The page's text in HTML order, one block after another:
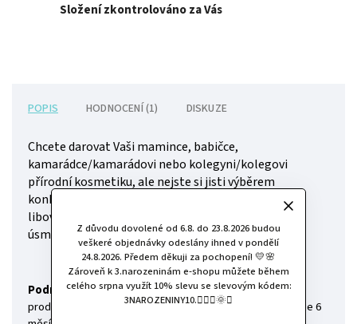
Z důvodu dovolené od 6.8. do 23.8.2026 budou
veškeré objednávky odeslány ihned v pondělí
24.8.2026. Předem děkuji za pochopení! 💛🌸
Zároveň k 3.narozeninám e-shopu můžete během
celého srpna využít 10% slevu se slevovým kódem:
3NAROZENINY10.🧚🏻‍♀️🌞✨
Složení zkontrolováno za Vás
POPIS HODNOCENÍ (1) DISKUZE
Chcete darovat Vaši mamince, babičce,
kamarádce/kamarádovi nebo kolegyni/kolegovi
přírodní kosmetiku, ale nejste si jisti výběrem
konkrétních produktů? Dárkový poukaz na výběr
libovolných produktů přírodní kosmetiky vykouzlí
úsměv na rtech zaručeně každému.
Podmínky použití:Poukaz platí jednorázově na nákup
produktů na e-shopuwww.faifstore.cz.Platnost poukazu je 6